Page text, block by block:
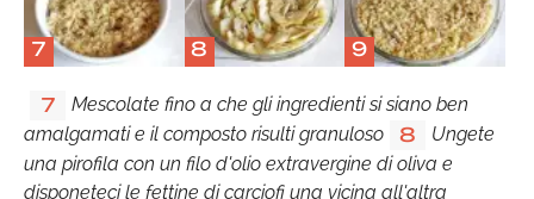
7 8 9
7
Mescolate fino a che gli ingredienti si siano ben
amalgamati e il composto risulti granuloso
8
Ungete
una pirofila con un filo d'olio extravergine di oliva e
disponeteci le fettine di carciofi una vicina all'altra